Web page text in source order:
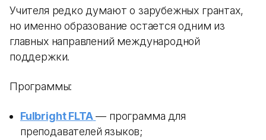
Учителя редко думают о зарубежных грантах,
но именно образование остается одним из
главных направлений международной
поддержки.
Программы:
Fulbright FLTA — программа для
преподавателей языков;